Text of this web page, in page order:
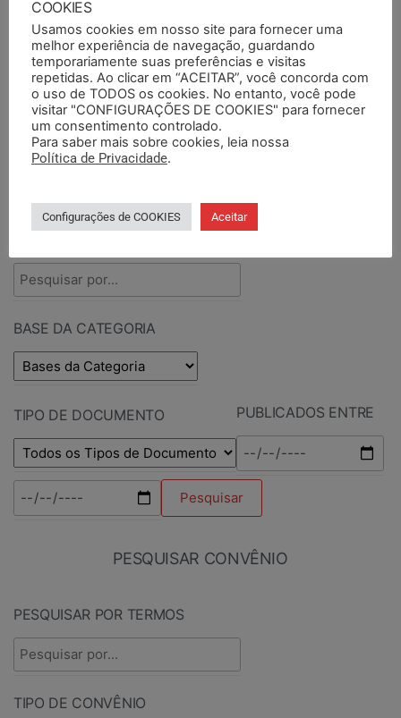
Osório
PESQUISAR
BASE DA CATEGORIA
TIPO DE DOCUMENTO PUBLICADOS ENTRE
PESQUISAR CONVÊNIO
PESQUISAR POR TERMOS
TIPO DE CONVÊNIO
COOKIES
Usamos cookies em nosso site para fornecer uma
melhor experiência de navegação, guardando
temporariamente suas preferências e visitas
repetidas. Ao clicar em “ACEITAR”, você concorda com
o uso de TODOS os cookies. No entanto, você pode
visitar "CONFIGURAÇÕES DE COOKIES" para fornecer
um consentimento controlado.
Para saber mais sobre cookies, leia nossa
Política de Privacidade.
Configurações de COOKIES Aceitar